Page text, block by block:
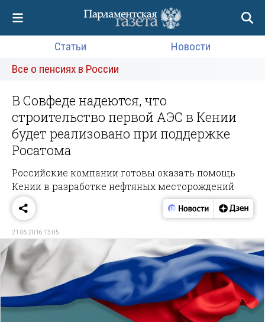
Статьи
Новости
Все о пенсиях в России
В Совфеде надеются, что
строительство первой АЭС в Кении
будет реализовано при поддержке
Росатома
Российские компании готовы оказать помощь
Кении в разработке нефтяных месторождений
21.06.2016 13:05